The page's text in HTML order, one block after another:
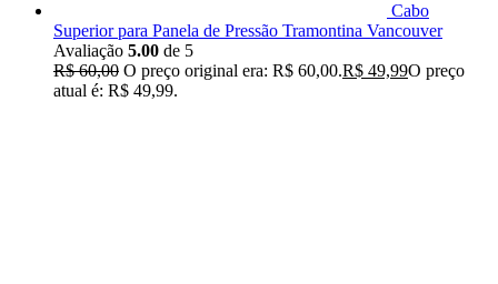
Cabo
Superior para Panela de Pressão Tramontina Vancouver
Avaliação 5.00 de 5
R$60,00 O preço original era: R$ 60,00.R$ 49,99O preço
atual é: R$ 49,99.